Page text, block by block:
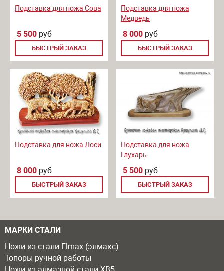
МАРКИ СТАЛИ
Ножи из стали Elmax (элмакс)
Топоры ручной работы
Подставка для ножа Сова
5 500 руб
БЫСТРЫЙ ЗАКАЗ
Подставка для ножа
Медведь
8 000 руб
БЫСТРЫЙ ЗАКАЗ
Подставка для ножа Лоси
8 000 руб
БЫСТРЫЙ ЗАКАЗ
Подставка для ножа
Глухарь
5 500 руб
БЫСТРЫЙ ЗАКАЗ